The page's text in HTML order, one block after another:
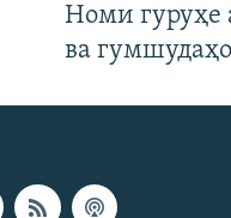
Номи гуруҳе
ва